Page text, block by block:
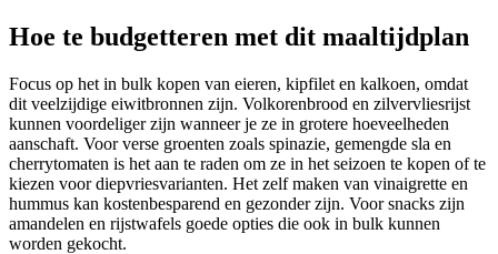
Hoe te budgetteren met dit maaltijdplan
Focus op het in bulk kopen van eieren, kipfilet en kalkoen, omdat
dit veelzijdige eiwitbronnen zijn. Volkorenbrood en zilvervliesrijst
kunnen voordeliger zijn wanneer je ze in grotere hoeveelheden
aanschaft. Voor verse groenten zoals spinazie, gemengde sla en
cherrytomaten is het aan te raden om ze in het seizoen te kopen of te
kiezen voor diepvriesvarianten. Het zelf maken van vinaigrette en
hummus kan kostenbesparend en gezonder zijn. Voor snacks zijn
amandelen en rijstwafels goede opties die ook in bulk kunnen
worden gekocht.